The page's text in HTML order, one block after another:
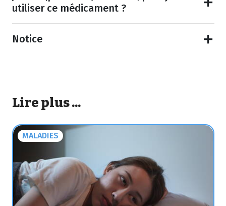
utiliser ce médicament ?
Notice
Lire plus ...
MALADIES